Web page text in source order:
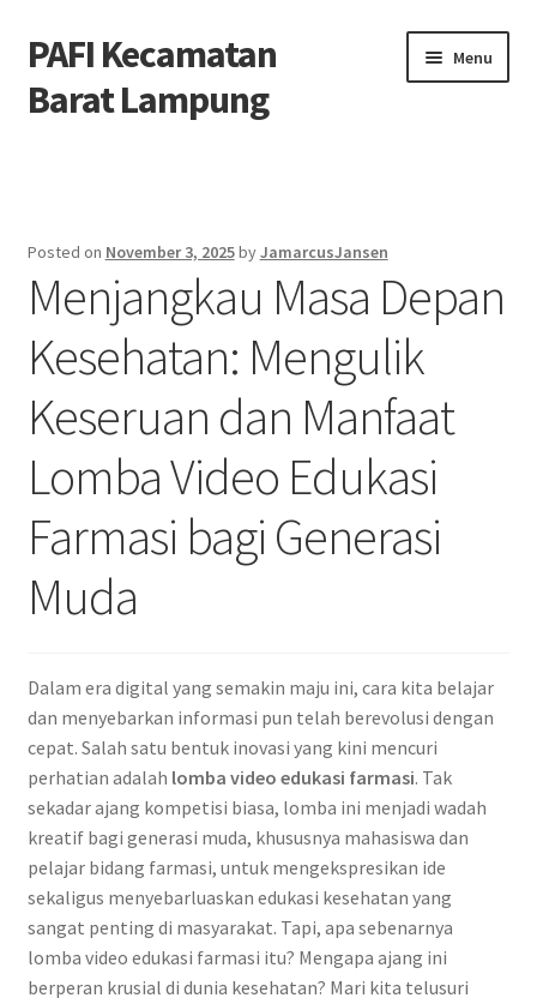
Skip
to
navigation
Skip
to
content
PAFI Kecamatan
Barat Lampung
Menu
Privacy Policy
Tentang Kami
Posted on November 3, 2025byJamarcusJansen
Menjangkau Masa Depan
Kesehatan: Mengulik
Keseruan dan Manfaat
Lomba Video Edukasi
Farmasi bagi Generasi
Muda
Dalam era digital yang semakin maju ini, cara kita belajar
dan menyebarkan informasi pun telah berevolusi dengan
cepat. Salah satu bentuk inovasi yang kini mencuri
perhatian adalah lomba video edukasi farmasi. Tak
sekadar ajang kompetisi biasa, lomba ini menjadi wadah
kreatif bagi generasi muda, khususnya mahasiswa dan
pelajar bidang farmasi, untuk mengekspresikan ide
sekaligus menyebarluaskan edukasi kesehatan yang
sangat penting di masyarakat. Tapi, apa sebenarnya
lomba video edukasi farmasi itu? Mengapa ajang ini
berperan krusial di dunia kesehatan? Mari kita telusuri